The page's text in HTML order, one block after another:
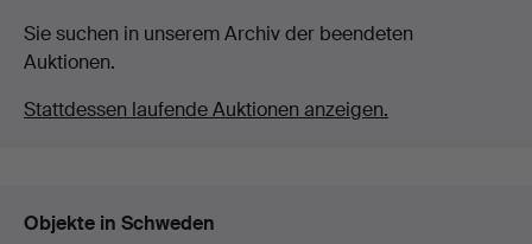
Sie suchen in unserem Archiv der beendeten
Auktionen.
Stattdessen laufende Auktionen anzeigen.
Objekte in Schweden